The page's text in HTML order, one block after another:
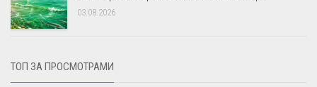
03.08.2026
ТОП ЗА ПРОСМОТРАМИ